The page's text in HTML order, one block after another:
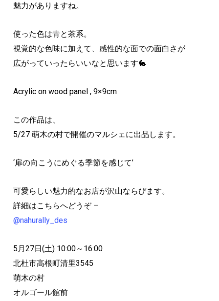
魅力がありますね。
使った色は青と茶系。
視覚的な色味に加えて、感性的な面での面白さが
広がっていったらいいなと思います🐇
Acrylic on wood panel , 9×9cm
この作品は、
5/27 萌木の村で開催のマルシェに出品します。
‘扉の向こうにめぐる季節を感じて’
可愛らしい魅力的なお店が沢山ならびます。
詳細はこちらへどうぞ –
@nahurally_des
5月27日(土) 10:00～16:00
北杜市高根町清里3545
萌木の村
オルゴール館前